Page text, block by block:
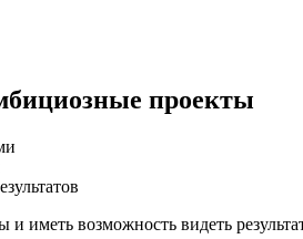
проекты
иметь возможность видеть